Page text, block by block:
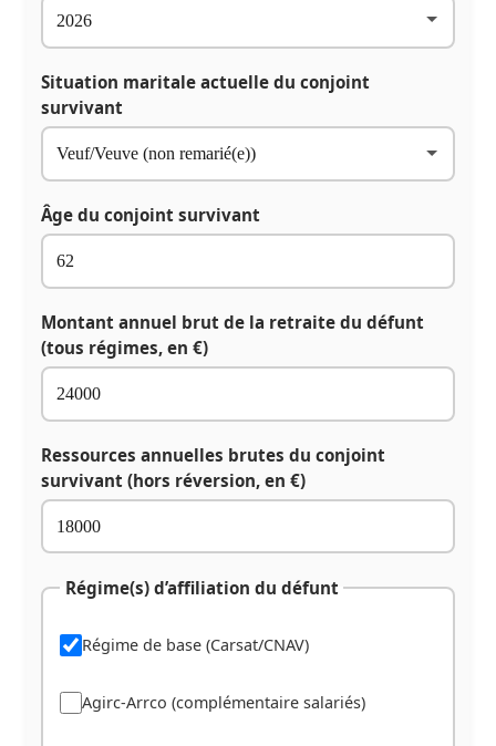
Situation maritale actuelle du conjoint
survivant
Âge du conjoint survivant
Montant annuel brut de la retraite du défunt
(tous régimes, en €)
Ressources annuelles brutes du conjoint
survivant (hors réversion, en €)
Régime(s) d’affiliation du défunt
Régime de base (Carsat/CNAV)
Agirc-Arrco (complémentaire salariés)